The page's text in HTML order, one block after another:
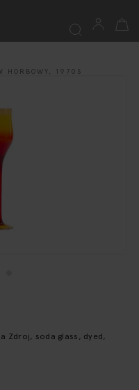
My
HORBOWY, 1970S
Zdroj, soda glass, dyed,